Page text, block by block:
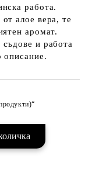
работа.
алое вера, те
аромат.
и работа
описание.